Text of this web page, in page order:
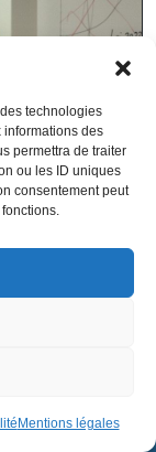
technologies
informations des
permettra de traiter
ou les ID uniques
consentement peut
Mentions légales
pour les